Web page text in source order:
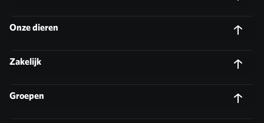
Onze dieren
Zakelijk
Groepen